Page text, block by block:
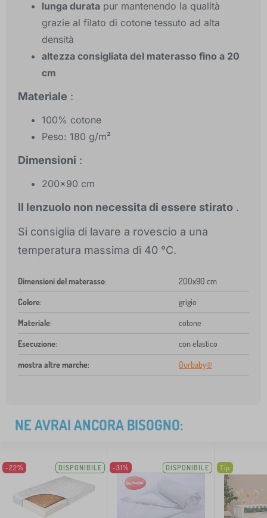
lunga durata pur mantenendo la qualità
grazie al filato di cotone tessuto ad alta
densità
altezza consigliata del materasso fino a 20
cm
Materiale :
100% cotone
Peso: 180 g/m²
Dimensioni :
200x90 cm
Il lenzuolo non necessita di essere stirato .
Si consiglia di lavare a rovescio a una
temperatura massima di 40 °C.
Dimensioni del materasso: 200x90 cm
Colore: grigio
Materiale: cotone
Esecuzione: con elastico
mostra altre marche: Ourbaby®
NE AVRAI ANCORA BISOGNO:
-22% DISPONIBILE -31% DISPONIBILE Tip